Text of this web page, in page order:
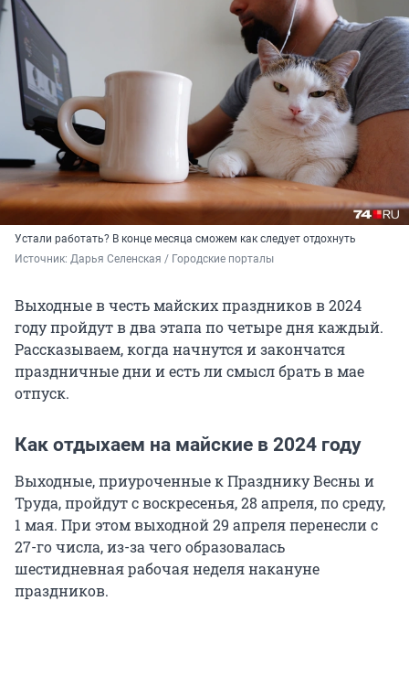
Устали работать? В конце месяца сможем как следует отдохнуть
Источник: Дарья Селенская / Городские порталы
Выходные в честь майских праздников в 2024
году пройдут в два этапа по четыре дня каждый.
Рассказываем, когда начнутся и закончатся
праздничные дни и есть ли смысл брать в мае
отпуск.
Как отдыхаем на майские в 2024 году
Выходные, приуроченные к Празднику Весны и
Труда, пройдут с воскресенья, 28 апреля, по среду,
1 мая. При этом выходной 29 апреля перенесли с
27-го числа, из-за чего образовалась
шестидневная рабочая неделя накануне
праздников.